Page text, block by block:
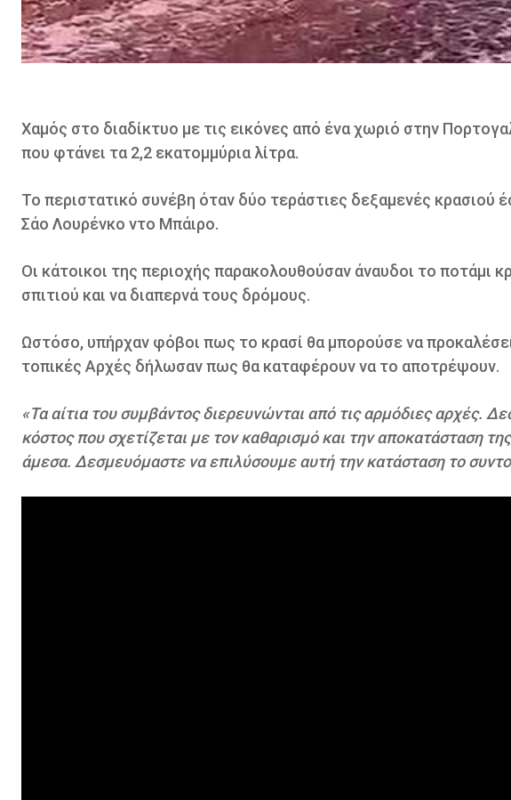
Χαμός στο διαδίκτυο με τις εικόνες από ένα χωριό στην
που φτάνει τα 2,2 εκατομμύρια λίτρα.
Το περιστατικό συνέβη όταν δύο τεράστιες δεξαμενές κρασιού
Σάο Λουρένκο ντο Μπάιρο.
Οι κάτοικοι της περιοχής παρακολουθούσαν άναυδοι το ποτάμι
σπιτιού και να διαπερνά τους δρόμους.
Ωστόσο, υπήρχαν φόβοι πως το κρασί θα μπορούσε να
τοπικές Αρχές δήλωσαν πως θα καταφέρουν να το αποτρέψουν.
«Τα αίτια του συμβάντος διερευνώνται από τις αρμόδιες αρχές.
κόστος που σχετίζεται με τον καθαρισμό και την αποκατάσταση
άμεσα. Δεσμευόμαστε να επιλύσουμε αυτή την κατάσταση το